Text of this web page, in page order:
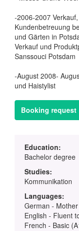
-2006-2007
Kundenbetreuung
und Gärten in
Verkauf und
Sanssouci Potsdam
-August 2008-
und Haistylist
Booking request
Education:
Bachelor degree
Studies:
Kommunikation
Languages:
German -
English - Fluent
French - Basic